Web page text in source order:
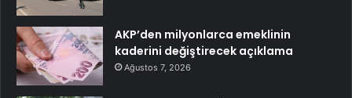
AKP’den milyonlarca emeklinin
kaderini değiştirecek açıklama
Ağustos 7, 2026